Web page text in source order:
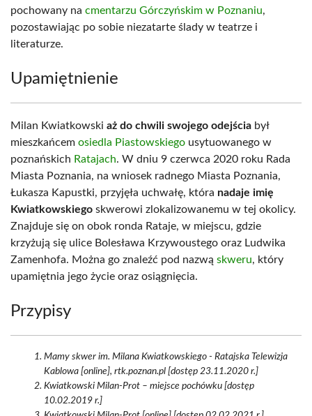
pochowany na cmentarzu Górczyńskim w Poznaniu,
pozostawiając po sobie niezatarte ślady w teatrze i
literaturze.
Upamiętnienie
Milan Kwiatkowski aż do chwili swojego odejścia był
mieszkańcem osiedla Piastowskiego usytuowanego w
poznańskich Ratajach. W dniu 9 czerwca 2020 roku Rada
Miasta Poznania, na wniosek radnego Miasta Poznania,
Łukasza Kapustki, przyjęła uchwałę, która nadaje imię
Kwiatkowskiego skwerowi zlokalizowanemu w tej okolicy.
Znajduje się on obok ronda Rataje, w miejscu, gdzie
krzyżują się ulice Bolesława Krzywoustego oraz Ludwika
Zamenhofa. Można go znaleźć pod nazwą skweru, który
upamiętnia jego życie oraz osiągnięcia.
Przypisy
Mamy skwer im. Milana Kwiatkowskiego - Ratajska Telewizja
Kablowa [online], rtk.poznan.pl [dostęp 23.11.2020 r.]
Kwiatkowski Milan-Prot – miejsce pochówku [dostęp
10.02.2019 r.]